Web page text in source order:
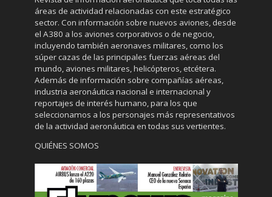
áreas de actividad relacionadas con este estratégico
sector. Con información sobre nuevos aviones, desde
el A380 a los aviones corporativos o de negocio,
incluyendo también aeronaves militares, como los
súper cazas de las principales fuerzas aéreas del
mundo, aviones militares, helicópteros, etcétera.
Además de información sobre compañías aéreas,
industria aeronáutica nacional e internacional y
reportajes de interés humano, para los que
seleccionamos a los personajes más representativos
de la actividad aeronáutica en todas sus vertientes.
QUIÉNES SOMOS